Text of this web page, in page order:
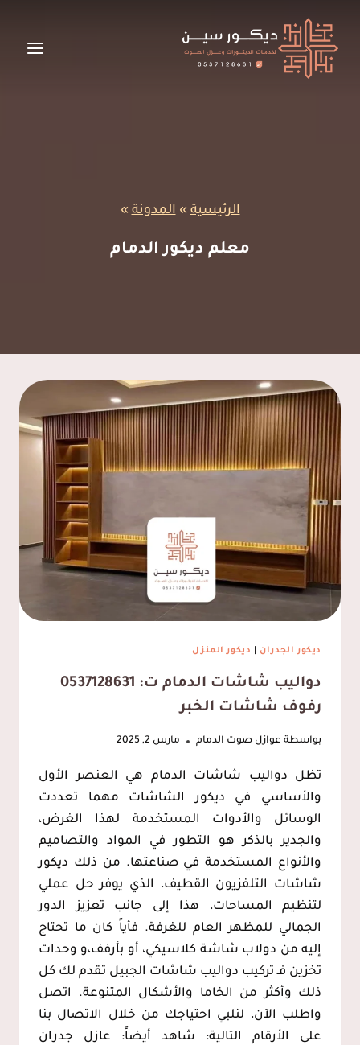
المحتوى
الرئيسية»المدونة»
معلم ديكور الدمام
ديكور الجدران ديكور المنزل
دواليب شاشات الدمام ت: 0537128631
رفوف شاشات الخبر
بواسطة عوازل صوت الدمام مارس 2, 2025
تظل دواليب شاشات الدمام هي العنصر الأول
والأساسي في ديكور الشاشات مهما تعددت
الوسائل والأدوات المستخدمة لهذا الغرض،
والجدير بالذكر هو التطور في المواد والتصاميم
والأنواع المستخدمة في صناعتها. من ذلك ديكور
شاشات التلفزيون القطيف، الذي يوفر حل عملي
لتنظيم المساحات، هذا إلى جانب تعزيز الدور
الجمالي للمظهر العام للغرفة. فأياً كان ما تحتاج
إليه من دولاب شاشة كلاسيكي، أو بأرفف،و وحدات
تخزين فـ تركيب دواليب شاشات الجبيل تقدم لك كل
ذلك وأكثر من الخاما والأشكال المتنوعة. اتصل
واطلب الآن، لنلبي احتياجك من خلال الاتصال بنا
على الأرقام التالية: شاهد أيضاً: عازل جدران